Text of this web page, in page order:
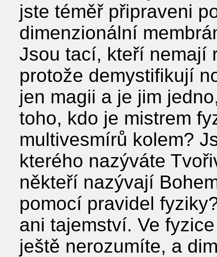
jste téměř připraveni
dimenzionální
Jsou tací, kteří nemají
protože demystifikují
jen magii a je jim
toho, kdo je mistrem
multivesmírů kolem?
kterého nazýváte
někteří nazývají
pomocí pravidel
ani tajemství. Ve
ještě nerozumíte, a